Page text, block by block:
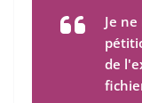
Je
de